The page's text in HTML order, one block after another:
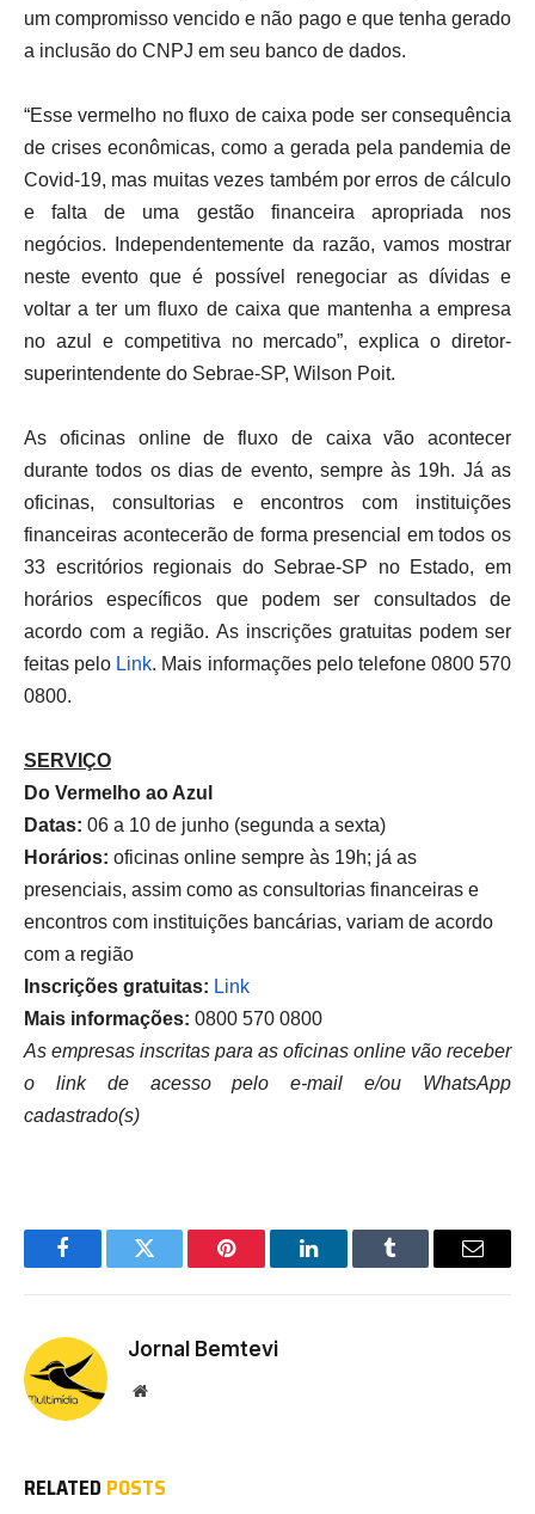
um compromisso vencido e não pago e que tenha gerado
a inclusão do CNPJ em seu banco de dados.
“Esse vermelho no fluxo de caixa pode ser consequência
de crises econômicas, como a gerada pela pandemia de
Covid-19, mas muitas vezes também por erros de cálculo
e falta de uma gestão financeira apropriada nos
negócios. Independentemente da razão, vamos mostrar
neste evento que é possível renegociar as dívidas e
voltar a ter um fluxo de caixa que mantenha a empresa
no azul e competitiva no mercado”, explica o diretor-
superintendente do Sebrae-SP, Wilson Poit.
As oficinas online de fluxo de caixa vão acontecer
durante todos os dias de evento, sempre às 19h. Já as
oficinas, consultorias e encontros com instituições
financeiras acontecerão de forma presencial em todos os
33 escritórios regionais do Sebrae-SP no Estado, em
horários específicos que podem ser consultados de
acordo com a região. As inscrições gratuitas podem ser
feitas pelo Link. Mais informações pelo telefone 0800 570
0800.
SERVIÇO
Do Vermelho ao Azul
Datas: 06 a 10 de junho (segunda a sexta)
Horários: oficinas online sempre às 19h; já as
presenciais, assim como as consultorias financeiras e
encontros com instituições bancárias, variam de acordo
com a região
Inscrições gratuitas: Link
Mais informações: 0800 570 0800
As empresas inscritas para as oficinas online vão receber
o link de acesso pelo e-mail e/ou WhatsApp
cadastrado(s)
FacebookTwitter Pinterest LinkedInTumblr Email
Jornal Bemtevi
Website
RELATED POSTS